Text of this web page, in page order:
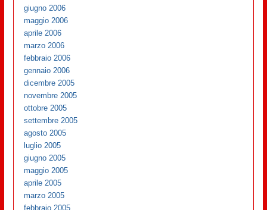
giugno 2006
maggio 2006
aprile 2006
marzo 2006
febbraio 2006
gennaio 2006
dicembre 2005
novembre 2005
ottobre 2005
settembre 2005
agosto 2005
luglio 2005
giugno 2005
maggio 2005
aprile 2005
marzo 2005
febbraio 2005